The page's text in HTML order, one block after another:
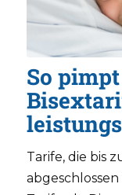
So
Tarife, die bis